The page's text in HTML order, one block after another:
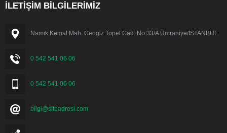
İLETİŞİM BİLGİLERİMİZ
Namık Kemal Mah. Cengiz Topel Cad. No:33/A Ümraniye/İSTANBUL
0 542 541 06 06
0 542 541 06 06
bilgi@siteadresi.com